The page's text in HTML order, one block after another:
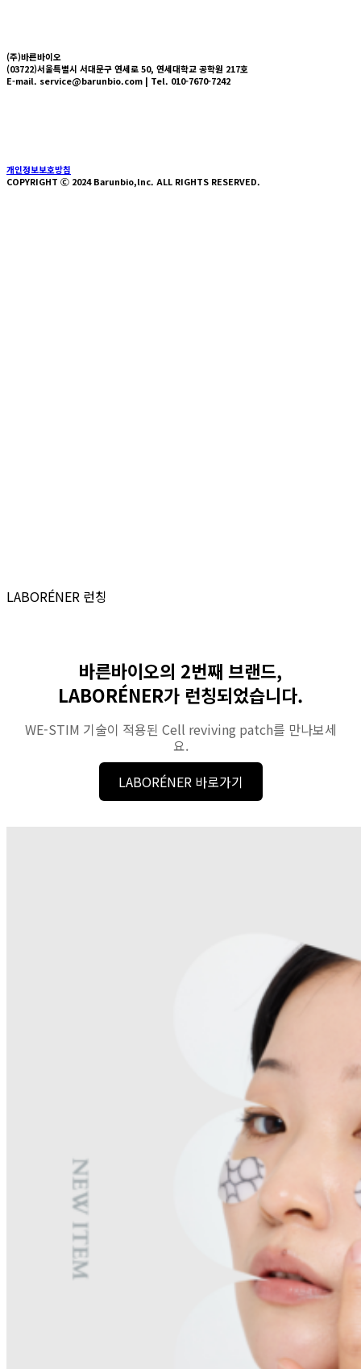
(주)바른바이오
(03722)서울특별시 서대문구 연세로 50, 연세대학교 공학원 217호
E-mail. service@barunbio.com | Tel. 010-7670-7242
개인정보보호방침
COPYRIGHT Ⓒ 2024 Barunbio,lnc. ALL RIGHTS RESERVED.
LABORÉNER 런칭
바른바이오의 2번째 브랜드,
LABORÉNER가 런칭되었습니다.
WE-STIM 기술이 적용된 Cell reviving patch를 만나보세
요.
LABORÉNER 바로가기